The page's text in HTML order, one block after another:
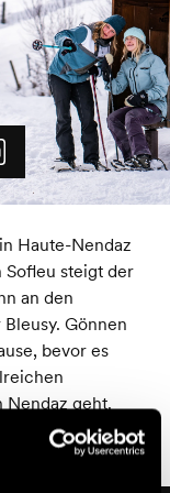
Haute-Nendaz
Sofleu steigt der
an den
Gönnen
bevor es
geht.